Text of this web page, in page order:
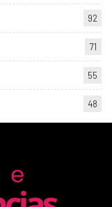
92
71
55
48